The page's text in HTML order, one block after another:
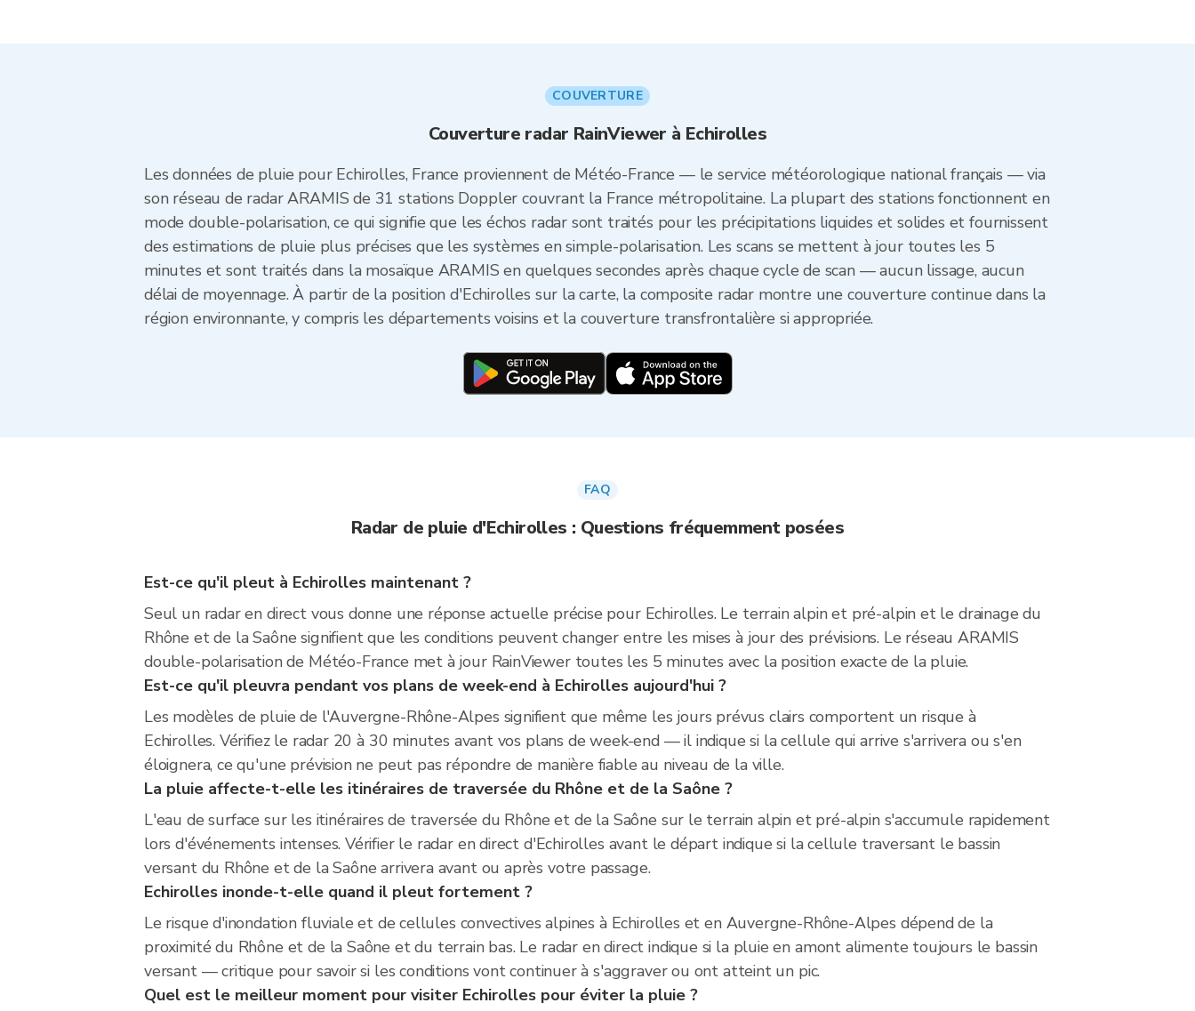
COUVERTURE
Couverture radar RainViewer à Echirolles
Les données de pluie pour Echirolles, France proviennent de Météo-France — le service météorologique national français — via
son réseau de radar ARAMIS de 31 stations Doppler couvrant la France métropolitaine. La plupart des stations fonctionnent en
mode double-polarisation, ce qui signifie que les échos radar sont traités pour les précipitations liquides et solides et fournissent
des estimations de pluie plus précises que les systèmes en simple-polarisation. Les scans se mettent à jour toutes les 5
minutes et sont traités dans la mosaïque ARAMIS en quelques secondes après chaque cycle de scan — aucun lissage, aucun
délai de moyennage. À partir de la position d'Echirolles sur la carte, la composite radar montre une couverture continue dans la
région environnante, y compris les départements voisins et la couverture transfrontalière si appropriée.
FAQ
Radar de pluie d'Echirolles : Questions fréquemment posées
Est-ce qu'il pleut à Echirolles maintenant ?
Seul un radar en direct vous donne une réponse actuelle précise pour Echirolles. Le terrain alpin et pré-alpin et le drainage du
Rhône et de la Saône signifient que les conditions peuvent changer entre les mises à jour des prévisions. Le réseau ARAMIS
double-polarisation de Météo-France met à jour RainViewer toutes les 5 minutes avec la position exacte de la pluie.
Est-ce qu'il pleuvra pendant vos plans de week-end à Echirolles aujourd'hui ?
Les modèles de pluie de l'Auvergne-Rhône-Alpes signifient que même les jours prévus clairs comportent un risque à
Echirolles. Vérifiez le radar 20 à 30 minutes avant vos plans de week-end — il indique si la cellule qui arrive s'arrivera ou s'en
éloignera, ce qu'une prévision ne peut pas répondre de manière fiable au niveau de la ville.
La pluie affecte-t-elle les itinéraires de traversée du Rhône et de la Saône ?
L'eau de surface sur les itinéraires de traversée du Rhône et de la Saône sur le terrain alpin et pré-alpin s'accumule rapidement
lors d'événements intenses. Vérifier le radar en direct d'Echirolles avant le départ indique si la cellule traversant le bassin
versant du Rhône et de la Saône arrivera avant ou après votre passage.
Echirolles inonde-t-elle quand il pleut fortement ?
Le risque d'inondation fluviale et de cellules convectives alpines à Echirolles et en Auvergne-Rhône-Alpes dépend de la
proximité du Rhône et de la Saône et du terrain bas. Le radar en direct indique si la pluie en amont alimente toujours le bassin
versant — critique pour savoir si les conditions vont continuer à s'aggraver ou ont atteint un pic.
Quel est le meilleur moment pour visiter Echirolles pour éviter la pluie ?